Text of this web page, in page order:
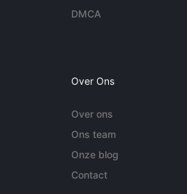
DMCA
Over Ons
Over ons
Ons team
Onze blog
Contact